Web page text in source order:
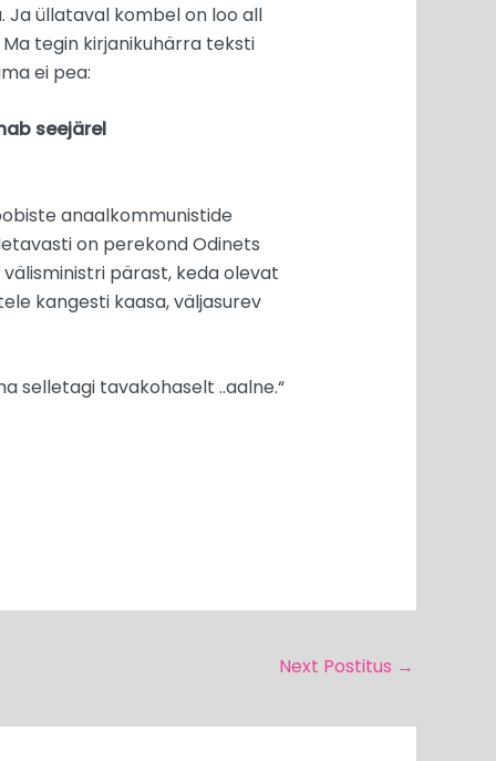
Ja üllataval kombel on loo all
tegin kirjanikuhärra teksti
ei pea:
seejärel
anaalkommunistide
on perekond Odinets
pärast, keda olevat
kangesti kaasa, väljasurev
selletagi tavakohaselt ..aalne.“
Next Postitus →